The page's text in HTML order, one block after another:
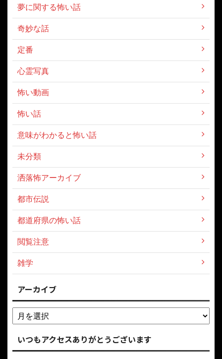
夢に関する怖い話
奇妙な話
定番
心霊写真
怖い動画
怖い話
意味がわかると怖い話
未分類
洒落怖アーカイブ
都市伝説
都道府県の怖い話
閲覧注意
雑学
アーカイブ
いつもアクセスありがとうございます